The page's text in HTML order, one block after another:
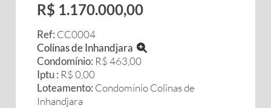
R$ 1.170.000,00
Ref: CC0004
Colinas de Inhandjara
Condomínio: R$ 463,00
Iptu : R$ 0,00
Loteamento: Condomínio Colinas de
Inhandjara